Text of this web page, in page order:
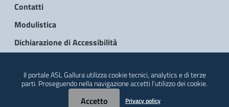
Contatti
Modulistica
Dichiarazione di Accessibilità
Il portale ASL Gallura utilizza cookie tecnici, analytics e di terze
parti. Proseguendo nella navigazione accetti l’utilizzo dei cookie.
Accetto Privacy policy